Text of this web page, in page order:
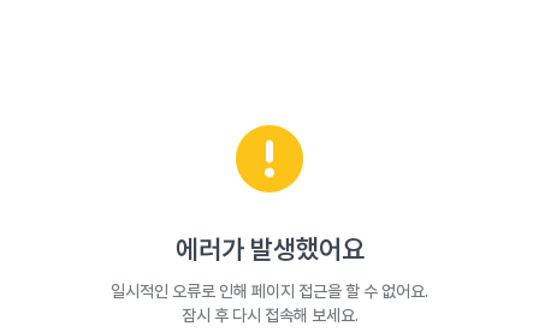
에러가 발생했어요
일시적인 오류로 인해 페이지 접근을 할 수 없어요.
잠시 후 다시 접속해 보세요.